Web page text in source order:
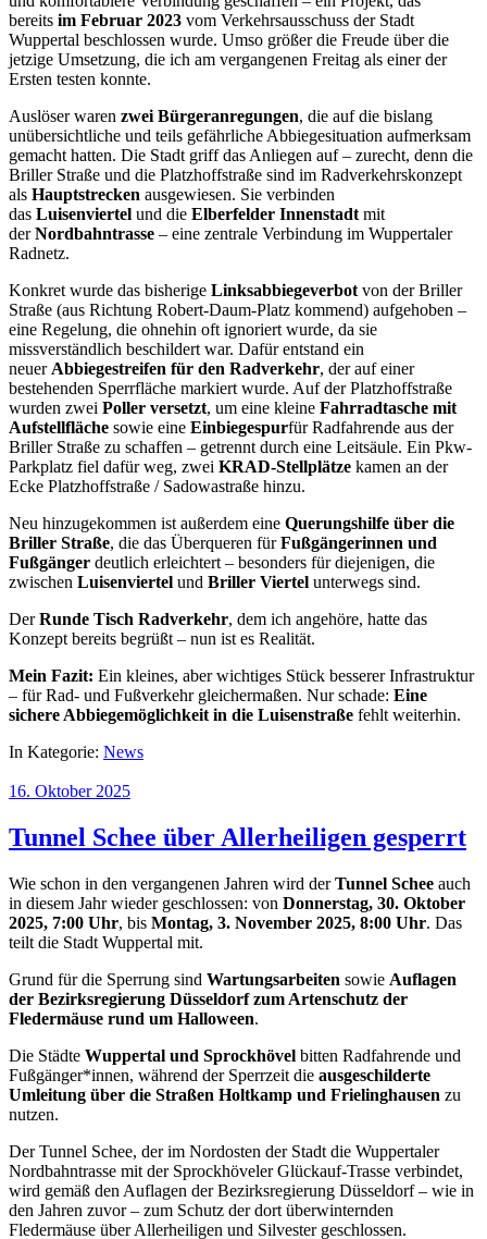
bereits im Februar 2023 vom Verkehrsausschuss der Stadt
Wuppertal beschlossen wurde. Umso größer die Freude über die
jetzige Umsetzung, die ich am vergangenen Freitag als einer der
Ersten testen konnte.
Auslöser waren zwei Bürgeranregungen, die auf die bislang
unübersichtliche und teils gefährliche Abbiegesituation aufmerksam
gemacht hatten. Die Stadt griff das Anliegen auf – zurecht, denn die
Briller Straße und die Platzhoffstraße sind im Radverkehrskonzept
als Hauptstrecken ausgewiesen. Sie verbinden
das Luisenviertel und die Elberfelder Innenstadt mit
derNordbahntrasse – eine zentrale Verbindung im Wuppertaler
Radnetz.
Konkret wurde das bisherige Linksabbiegeverbot von der Briller
Straße (aus Richtung Robert-Daum-Platz kommend) aufgehoben –
eine Regelung, die ohnehin oft ignoriert wurde, da sie
missverständlich beschildert war. Dafür entstand ein
neuer Abbiegestreifen für den Radverkehr, der auf einer
bestehenden Sperrfläche markiert wurde. Auf der Platzhoffstraße
wurden zwei Poller versetzt, um eine kleine Fahrradtasche mit
Aufstellfläche sowie eine Einbiegespurfür Radfahrende aus der
Briller Straße zu schaffen – getrennt durch eine Leitsäule. Ein Pkw-
Parkplatz fiel dafür weg, zwei KRAD-Stellplätze kamen an der
Ecke Platzhoffstraße / Sadowastraße hinzu.
Neu hinzugekommen ist außerdem eine Querungshilfe über die
Briller Straße, die das Überqueren fürFußgängerinnen und
Fußgänger deutlich erleichtert – besonders für diejenigen, die
zwischen Luisenviertel und Briller Viertel unterwegs sind.
DerRunde Tisch Radverkehr, dem ich angehöre, hatte das
Konzept bereits begrüßt – nun ist es Realität.
Mein Fazit: Ein kleines, aber wichtiges Stück besserer Infrastruktur
– für Rad- und Fußverkehr gleichermaßen. Nur schade: Eine
sichere Abbiegemöglichkeit in die Luisenstraße fehlt weiterhin.
In Kategorie: News
16. Oktober 2025
Tunnel Schee über Allerheiligen gesperrt
Wie schon in den vergangenen Jahren wird derTunnel Schee auch
in diesem Jahr wieder geschlossen: von Donnerstag, 30. Oktober
2025, 7:00 Uhr, bis Montag, 3. November 2025, 8:00 Uhr. Das
teilt die Stadt Wuppertal mit.
Grund für die Sperrung sind Wartungsarbeiten sowie Auflagen
der Bezirksregierung Düsseldorf zum Artenschutz der
Fledermäuse rund um Halloween.
Die Städte Wuppertal und Sprockhövel bitten Radfahrende und
Fußgänger*innen, während der Sperrzeit die ausgeschilderte
Umleitung über die Straßen Holtkamp und Frielinghausen zu
nutzen.
Der Tunnel Schee, der im Nordosten der Stadt die Wuppertaler
Nordbahntrasse mit der Sprockhöveler Glückauf-Trasse verbindet,
wird gemäß den Auflagen der Bezirksregierung Düsseldorf – wie in
den Jahren zuvor – zum Schutz der dort überwinternden
Fledermäuse über Allerheiligen und Silvester geschlossen.